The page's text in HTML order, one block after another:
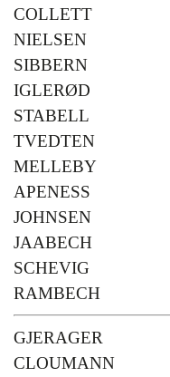
COLLETT
NIELSEN
SIBBERN
IGLERØD
STABELL
TVEDTEN
MELLEBY
APENESS
JOHNSEN
JAABECH
SCHEVIG
RAMBECH
GJERAGER
CLOUMANN